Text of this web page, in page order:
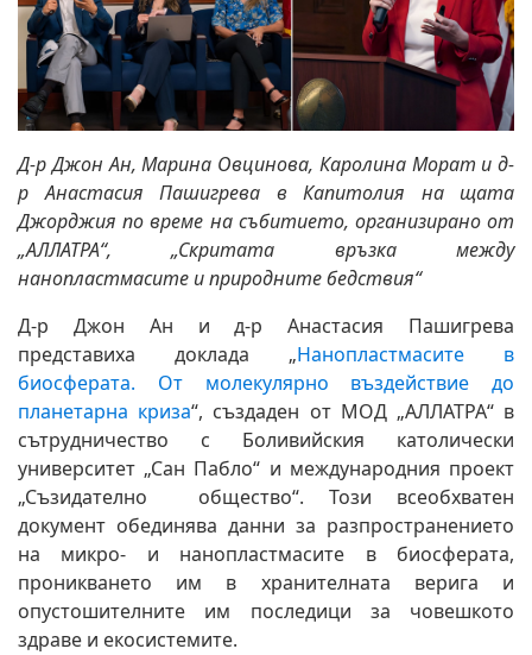
Д-р Джон Ан, Марина Овцинова, Каролина Морат и д-
р Анастасия Пашигрева в Капитолия на щата
Джорджия по време на събитието, организирано от
„АЛЛАТРА“, „Скритата връзка между
нанопластмасите и природните бедствия“
Д-р Джон Ан и д-р Анастасия Пашигрева
представиха доклада „Нанопластмасите в
биосферата. От молекулярно въздействие до
планетарна криза“, създаден от МОД „АЛЛАТРА“ в
сътрудничество с Боливийския католически
университет „Сан Пабло“ и международния проект
„Съзидателно общество“. Този всеобхватен
документ обединява данни за разпространението
на микро- и нанопластмасите в биосферата,
проникването им в хранителната верига и
опустошителните им последици за човешкото
здраве и екосистемите.